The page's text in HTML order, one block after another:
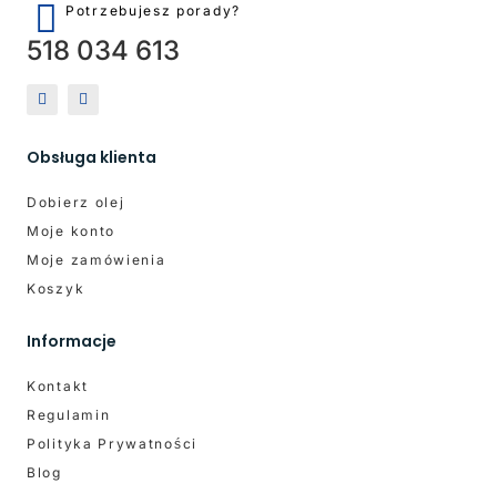
Potrzebujesz porady?
518 034 613
Obsługa klienta
Dobierz olej
Moje konto
Moje zamówienia
Koszyk
Informacje
Kontakt
Regulamin
Polityka Prywatności
Blog